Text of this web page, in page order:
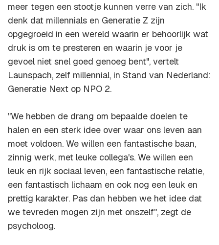
meer tegen een stootje kunnen verre van zich. "Ik
denk dat millennials en Generatie Z zijn
opgegroeid in een wereld waarin er behoorlijk wat
druk is om te presteren en waarin je voor je
gevoel niet snel goed genoeg bent", vertelt
Launspach, zelf millennial, in Stand van Nederland:
Generatie Next op NPO 2.
"We hebben de drang om bepaalde doelen te
halen en een sterk idee over waar ons leven aan
moet voldoen. We willen een fantastische baan,
zinnig werk, met leuke collega's. We willen een
leuk en rijk sociaal leven, een fantastische relatie,
een fantastisch lichaam en ook nog een leuk en
prettig karakter. Pas dan hebben we het idee dat
we tevreden mogen zijn met onszelf", zegt de
psycholoog.